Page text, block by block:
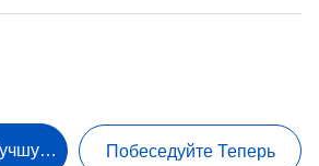
Получите Самую Лучшую Цену Побеседуйте Теперь